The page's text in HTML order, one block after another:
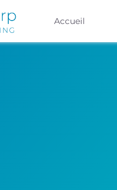
Accueil